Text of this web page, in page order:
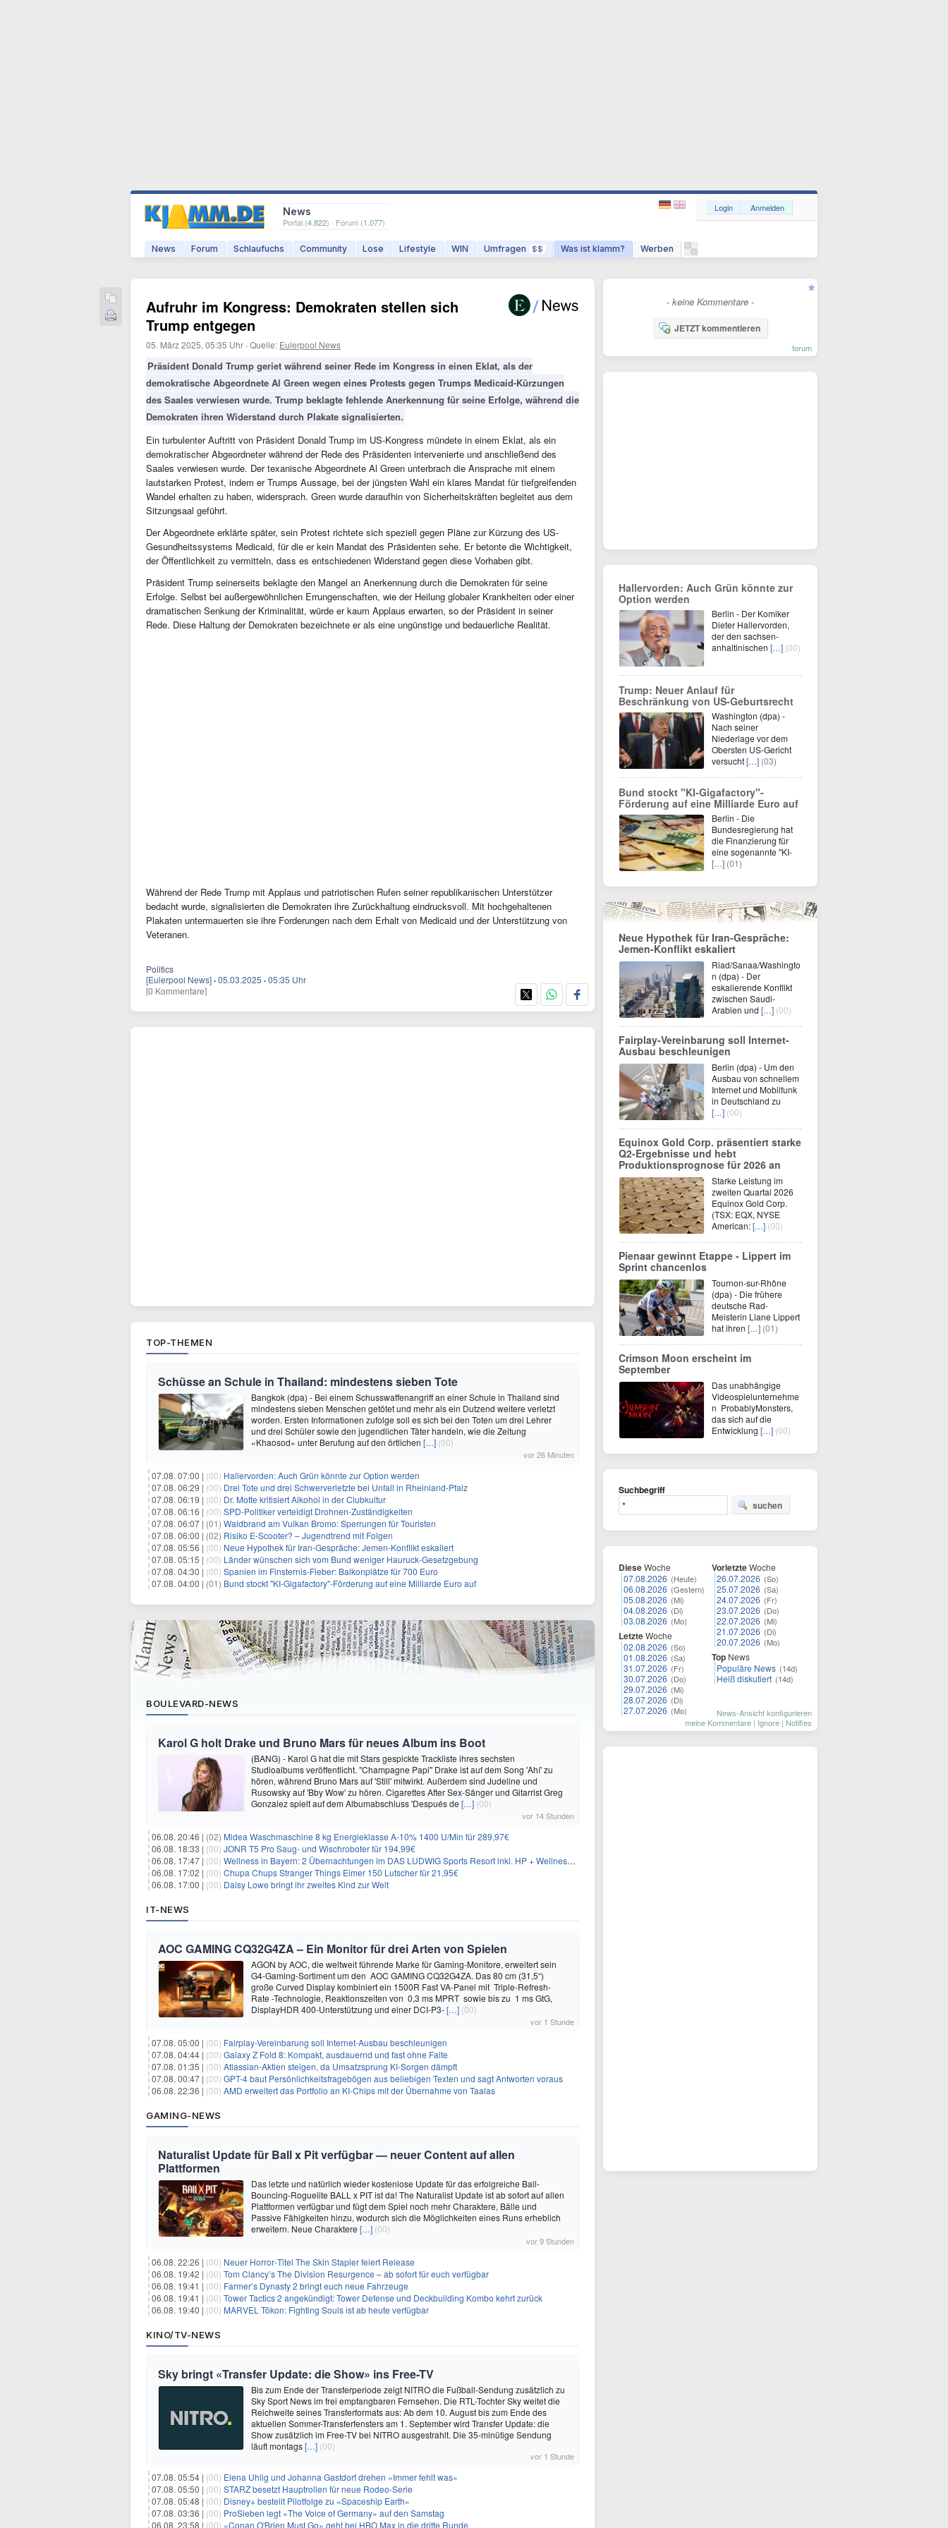
News
Portal (4.822) · Forum (1.077)
News Forum Schlaufuchs Community Lose Lifestyle WIN Umfragen $$ Was ist klamm? Werben
Login Anmelden
Aufruhr im Kongress: Demokraten stellen sich
Trump entgegen
05. März 2025, 05:35 Uhr ·Quelle: Eulerpool News
Präsident Donald Trump geriet während seiner Rede im Kongress in einen Eklat, als der
demokratische Abgeordnete Al Green wegen eines Protests gegen Trumps Medicaid-Kürzungen
des Saales verwiesen wurde. Trump beklagte fehlende Anerkennung für seine Erfolge, während die
Demokraten ihren Widerstand durch Plakate signalisierten.
Ein turbulenter Auftritt von Präsident Donald Trump im US-Kongress mündete in einem Eklat, als ein
demokratischer Abgeordneter während der Rede des Präsidenten intervenierte und anschließend des
Saales verwiesen wurde. Der texanische Abgeordnete Al Green unterbrach die Ansprache mit einem
lautstarken Protest, indem er Trumps Aussage, bei der jüngsten Wahl ein klares Mandat für tiefgreifenden
Wandel erhalten zu haben, widersprach. Green wurde daraufhin von Sicherheitskräften begleitet aus dem
Sitzungsaal geführt.
Der Abgeordnete erklärte später, sein Protest richtete sich speziell gegen Pläne zur Kürzung des US-
Gesundheitssystems Medicaid, für die er kein Mandat des Präsidenten sehe. Er betonte die Wichtigkeit,
der Öffentlichkeit zu vermitteln, dass es entschiedenen Widerstand gegen diese Vorhaben gibt.
Präsident Trump seinerseits beklagte den Mangel an Anerkennung durch die Demokraten für seine
Erfolge. Selbst bei außergewöhnlichen Errungenschaften, wie der Heilung globaler Krankheiten oder einer
dramatischen Senkung der Kriminalität, würde er kaum Applaus erwarten, so der Präsident in seiner
Rede. Diese Haltung der Demokraten bezeichnete er als eine ungünstige und bedauerliche Realität.
Während der Rede Trump mit Applaus und patriotischen Rufen seiner republikanischen Unterstützer
bedacht wurde, signalisierten die Demokraten ihre Zurückhaltung eindrucksvoll. Mit hochgehaltenen
Plakaten untermauerten sie ihre Forderungen nach dem Erhalt von Medicaid und der Unterstützung von
Veteranen.
Politics
[Eulerpool News] ·05.03.2025 ·05:35 Uhr
[0 Kommentare]
TOP-THEMEN
Schüsse an Schule in Thailand: mindestens sieben Tote
Bangkok (dpa) - Bei einem Schusswaffenangriff an einer Schule in Thailand sind
mindestens sieben Menschen getötet und mehr als ein Dutzend weitere verletzt
worden. Ersten Informationen zufolge soll es sich bei den Toten um drei Lehrer
und drei Schüler sowie den jugendlichen Täter handeln, wie die Zeitung
«Khaosod» unter Berufung auf den örtlichen […] (00)
vor 26 Minuten
07.08. 07:00 | (00) Hallervorden: Auch Grün könnte zur Option werden
07.08. 06:29 | (00) Drei Tote und drei Schwerverletzte bei Unfall in Rheinland-Pfalz
07.08. 06:19 | (00) Dr. Motte kritisiert Alkohol in der Clubkultur
07.08. 06:16 | (00) SPD-Politiker verteidigt Drohnen-Zuständigkeiten
07.08. 06:07 | (01) Waldbrand am Vulkan Bromo: Sperrungen für Touristen
07.08. 06:00 | (02) Risiko E-Scooter? – Jugendtrend mit Folgen
07.08. 05:56 | (00) Neue Hypothek für Iran-Gespräche: Jemen-Konflikt eskaliert
07.08. 05:15 | (00) Länder wünschen sich vom Bund weniger Hauruck-Gesetzgebung
07.08. 04:30 | (00) Spanien im Finsternis-Fieber: Balkonplätze für 700 Euro
07.08. 04:00 | (01) Bund stockt "KI-Gigafactory"-Förderung auf eine Milliarde Euro auf
BOULEVARD-NEWS
Karol G holt Drake und Bruno Mars für neues Album ins Boot
(BANG) - Karol G hat die mit Stars gespickte Trackliste ihres sechsten
Studioalbums veröffentlicht. "Champagne Papi" Drake ist auf dem Song 'Ahí' zu
hören, während Bruno Mars auf 'Still' mitwirkt. Außerdem sind Judeline und
Rusowsky auf 'Bby Wow' zu hören. Cigarettes After Sex-Sänger und Gitarrist Greg
Gonzalez spielt auf dem Albumabschluss 'Después de […] (00)
vor 14 Stunden
06.08. 20:46 | (02) Midea Waschmaschine 8 kg Energieklasse A-10% 1400 U/Min für 289,97€
06.08. 18:33 | (00) JONR T5 Pro Saug- und Wischroboter für 194,99€
06.08. 17:47 | (00) Wellness in Bayern: 2 Übernachtungen im DAS LUDWIG Sports Resort inkl. HP + Wellness ab 174€ p.P.
06.08. 17:02 | (00) Chupa Chups Stranger Things Eimer 150 Lutscher für 21,95€
06.08. 17:00 | (00) Daisy Lowe bringt ihr zweites Kind zur Welt
IT-NEWS
AOC GAMING CQ32G4ZA – Ein Monitor für drei Arten von Spielen
AGON by AOC, die weltweit führende Marke für Gaming-Monitore, erweitert sein
G4-Gaming-Sortiment um den AOC GAMING CQ32G4ZA. Das 80 cm (31,5“)
große Curved Display kombiniert ein 1500R Fast VA-Panel mit Triple-Refresh-
Rate -Technologie, Reaktionszeiten von 0,3 ms MPRT sowie bis zu 1 ms GtG,
DisplayHDR 400-Unterstützung und einer DCI-P3-[…] (00)
vor 1 Stunde
07.08. 05:00 | (00) Fairplay-Vereinbarung soll Internet-Ausbau beschleunigen
07.08. 04:44 | (00) Galaxy Z Fold 8: Kompakt, ausdauernd und fast ohne Falte
07.08. 01:35 | (00) Atlassian-Aktien steigen, da Umsatzsprung KI-Sorgen dämpft
07.08. 00:47 | (00) GPT-4 baut Persönlichkeitsfragebögen aus beliebigen Texten und sagt Antworten voraus
06.08. 22:36 | (00) AMD erweitert das Portfolio an KI-Chips mit der Übernahme von Taalas
GAMING-NEWS
Naturalist Update für Ball x Pit verfügbar — neuer Content auf allen
Plattformen
Das letzte und natürlich wieder kostenlose Update für das erfolgreiche Ball-
Bouncing-Roguelite BALL x PIT ist da! The Naturalist Update ist ab sofort auf allen
Plattformen verfügbar und fügt dem Spiel noch mehr Charaktere, Bälle und
Passive Fähigkeiten hinzu, wodurch sich die Möglichkeiten eines Runs erheblich
erweitern. Neue Charaktere […] (00)
vor 9 Stunden
06.08. 22:26 | (00) Neuer Horror‑Titel The Skin Stapler feiert Release
06.08. 19:42 | (00) Tom Clancy’s The Division Resurgence – ab sofort für euch verfügbar
06.08. 19:41 | (00) Farmer’s Dynasty 2 bringt euch neue Fahrzeuge
06.08. 19:41 | (00) Tower Tactics 2 angekündigt: Tower Defense und Deckbuilding Kombo kehrt zurück
06.08. 19:40 | (00) MARVEL Tōkon: Fighting Souls ist ab heute verfügbar
KINO/TV-NEWS
Sky bringt «Transfer Update: die Show» ins Free-TV
Bis zum Ende der Transferperiode zeigt NITRO die Fußball-Sendung zusätzlich zu
Sky Sport News im frei empfangbaren Fernsehen. Die RTL-Tochter Sky weitet die
Reichweite seines Transferformats aus: Ab dem 10. August bis zum Ende des
aktuellen Sommer-Transferfensters am 1. September wird Transfer Update: die
Show zusätzlich im Free-TV bei NITRO ausgestrahlt. Die 35-minütige Sendung
läuft montags[…] (00)
vor 1 Stunde
07.08. 05:54 | (00) Elena Uhlig und Johanna Gastdorf drehen «Immer fehlt was»
07.08. 05:50 | (00) STARZ besetzt Hauptrollen für neue Rodeo-Serie
07.08. 05:48 | (00) Disney+ bestellt Pilotfolge zu «Spaceship Earth»
07.08. 03:36 | (00) ProSieben legt «The Voice of Germany» auf den Samstag
06.08. 23:58 | (00) «Conan O'Brien Must Go» geht bei HBO Max in die dritte Runde
- keine Kommentare -
JETZT kommentieren
forum
Hallervorden: Auch Grün könnte zur
Option werden
Berlin - Der Komiker
Dieter Hallervorden,
der den sachsen-
anhaltinischen […] (00)
Trump: Neuer Anlauf für
Beschränkung von US-Geburtsrecht
Washington (dpa) -
Nach seiner
Niederlage vor dem
Obersten US-Gericht
versucht[…] (03)
Bund stockt "KI-Gigafactory"-
Förderung auf eine Milliarde Euro auf
Berlin - Die
Bundesregierung hat
die Finanzierung für
eine sogenannte "KI-
[…] (01)
Neue Hypothek für Iran-Gespräche:
Jemen-Konflikt eskaliert
Riad/Sanaa/Washingto
n (dpa) - Der
eskalierende Konflikt
zwischen Saudi-
Arabien und […] (00)
Fairplay-Vereinbarung soll Internet-
Ausbau beschleunigen
Berlin (dpa) - Um den
Ausbau von schnellem
Internet und Mobilfunk
in Deutschland zu
[…] (00)
Equinox Gold Corp. präsentiert starke
Q2-Ergebnisse und hebt
Produktionsprognose für 2026 an
Starke Leistung im
zweiten Quartal 2026
Equinox Gold Corp.
(TSX: EQX, NYSE
American:[…] (00)
Pienaar gewinnt Etappe - Lippert im
Sprint chancenlos
Tournon-sur-Rhône
(dpa) - Die frühere
deutsche Rad-
Meisterin Liane Lippert
hat ihren […] (01)
Crimson Moon erscheint im
September
Das unabhängige
Videospielunternehme
n ProbablyMonsters,
das sich auf die
Entwicklung […] (00)
Suchbegriff
suchen
DieseWoche
07.08.2026 (Heute)
06.08.2026 (Gestern)
05.08.2026 (Mi)
04.08.2026 (Di)
03.08.2026 (Mo)
LetzteWoche
02.08.2026 (So)
01.08.2026 (Sa)
31.07.2026 (Fr)
30.07.2026 (Do)
29.07.2026 (Mi)
28.07.2026 (Di)
27.07.2026 (Mo)
VorletzteWoche
26.07.2026 (So)
25.07.2026 (Sa)
24.07.2026 (Fr)
23.07.2026 (Do)
22.07.2026 (Mi)
21.07.2026 (Di)
20.07.2026 (Mo)
Top News
Populäre News (14d)
Heiß diskutiert (14d)
News-Ansicht konfigurieren
meine Kommentare | Ignore | Notifies